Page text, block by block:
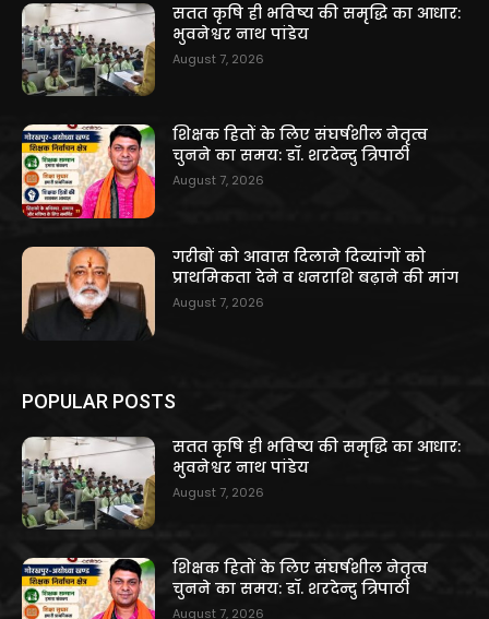
सतत कृषि ही भविष्य की समृद्धि का आधार:
भुवनेश्वर नाथ पांडेय
August 7, 2026
शिक्षक हितों के लिए संघर्षशील नेतृत्व
चुनने का समय: डॉ. शरदेन्दु त्रिपाठी
August 7, 2026
गरीबों को आवास दिलाने दिव्यांगों को
प्राथमिकता देने व धनराशि बढ़ाने की मांग
August 7, 2026
POPULAR POSTS
सतत कृषि ही भविष्य की समृद्धि का आधार:
भुवनेश्वर नाथ पांडेय
August 7, 2026
शिक्षक हितों के लिए संघर्षशील नेतृत्व
चुनने का समय: डॉ. शरदेन्दु त्रिपाठी
August 7, 2026